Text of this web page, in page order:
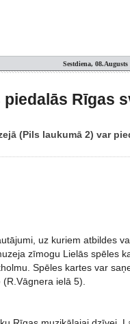
Sestdiena, 08.Augusts
Rīgas
(Pils laukumā 2) var
uz kuriem atbildes
zīmogu Lielās spēles
Spēles kartes var
ielā 5).